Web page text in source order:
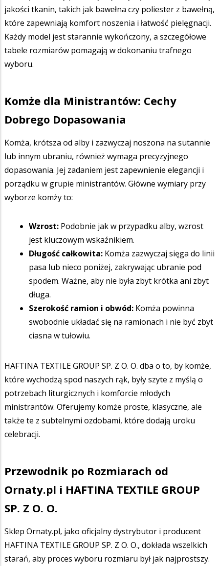
jakości tkanin, takich jak bawełna czy poliester z bawełną,
które zapewniają komfort noszenia i łatwość pielęgnacji.
Każdy model jest starannie wykończony, a szczegółowe
tabele rozmiarów pomagają w dokonaniu trafnego
wyboru.
Komże dla Ministrantów: Cechy
Dobrego Dopasowania
Komża, krótsza od alby i zazwyczaj noszona na sutannie
lub innym ubraniu, również wymaga precyzyjnego
dopasowania. Jej zadaniem jest zapewnienie elegancji i
porządku w grupie ministrantów. Główne wymiary przy
wyborze komży to:
Wzrost: Podobnie jak w przypadku alby, wzrost
jest kluczowym wskaźnikiem.
Długość całkowita: Komża zazwyczaj sięga do linii
pasa lub nieco poniżej, zakrywając ubranie pod
spodem. Ważne, aby nie była zbyt krótka ani zbyt
długa.
Szerokość ramion i obwód: Komża powinna
swobodnie układać się na ramionach i nie być zbyt
ciasna w tułowiu.
HAFTINA TEXTILE GROUP SP. Z O. O. dba o to, by komże,
które wychodzą spod naszych rąk, były szyte z myślą o
potrzebach liturgicznych i komforcie młodych
ministrantów. Oferujemy komże proste, klasyczne, ale
także te z subtelnymi ozdobami, które dodają uroku
celebracji.
Przewodnik po Rozmiarach od
Ornaty.pl i HAFTINA TEXTILE GROUP
SP. Z O. O.
Sklep Ornaty.pl, jako oficjalny dystrybutor i producent
HAFTINA TEXTILE GROUP SP. Z O. O., dokłada wszelkich
starań, aby proces wyboru rozmiaru był jak najprostszy.